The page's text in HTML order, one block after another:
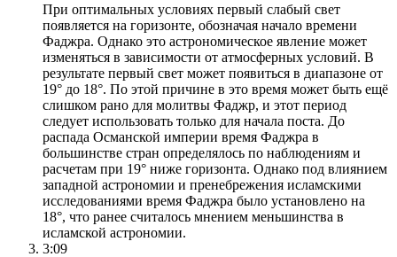
При оптимальных условиях первый слабый свет
появляется на горизонте, обозначая начало времени
Фаджра. Однако это астрономическое явление может
изменяться в зависимости от атмосферных условий. В
результате первый свет может появиться в диапазоне от
19° до 18°. По этой причине в это время может быть ещё
слишком рано для молитвы Фаджр, и этот период
следует использовать только для начала поста. До
распада Османской империи время Фаджра в
большинстве стран определялось по наблюдениям и
расчетам при 19° ниже горизонта. Однако под влиянием
западной астрономии и пренебрежения исламскими
исследованиями время Фаджра было установлено на
18°, что ранее считалось мнением меньшинства в
исламской астрономии.
3:09